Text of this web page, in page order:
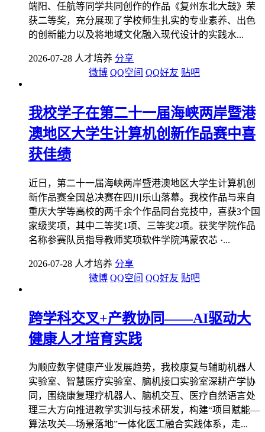
端阳、任航等同学共同创作的作品《复州东北大鼓》荣
获二等奖，充分展现了学校师生扎实的专业素养、出色
的创新能力以及将地域文化融入现代设计的实践水...
2026-07-28 人才培养 分享
微博 QQ空间 QQ好友 贴吧
我校学子在第二十一届海峡两岸暨港
澳地区大学生计算机创新作品赛中喜
获佳绩
近日，第二十一届海峡两岸暨港澳地区大学生计算机创
新作品赛全国总决赛在四川乐山落幕。我校作品与来自
重庆大学等高校的两千余个作品同台竞技中，喜获3个国
家级奖项，其中二等奖1项、三等奖2项。获奖学院作品
名称参赛队员指导教师奖项软件学院鸿蒙农芯 ·...
2026-07-28 人才培养 分享
微博 QQ空间 QQ好友 贴吧
跨学科交叉+产教协同——AI驱动大
健康人才培育实践
为顺应数字健康产业发展趋势，我校康复与辅助机器人
实验室、智慧医疗实验室、脑机接口实验室深耕产学协
同，围绕康复理疗机器人、脑机交互、医疗自然语言处
理三大方向推进教学实训与技术研发，构建“项目赋能—
算法攻关—场景落地”一体化医工融合实践体系，走...